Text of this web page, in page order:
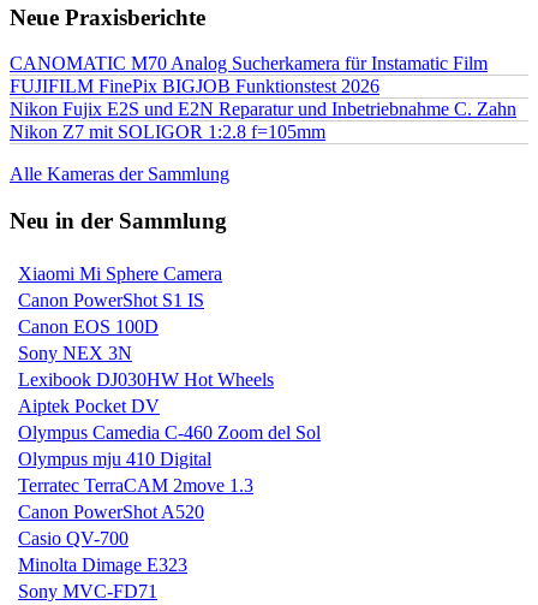
Neue Praxisberichte
CANOMATIC M70 Analog Sucherkamera für Instamatic Film
FUJIFILM FinePix BIGJOB Funktionstest 2026
Nikon Fujix E2S und E2N Reparatur und Inbetriebnahme C. Zahn
Nikon Z7 mit SOLIGOR 1:2.8 f=105mm
Alle Kameras der Sammlung
Neu in der Sammlung
Xiaomi Mi Sphere Camera
Canon PowerShot S1 IS
Canon EOS 100D
Sony NEX 3N
Lexibook DJ030HW Hot Wheels
Aiptek Pocket DV
Olympus Camedia C-460 Zoom del Sol
Olympus mju 410 Digital
Terratec TerraCAM 2move 1.3
Canon PowerShot A520
Casio QV-700
Minolta Dimage E323
Sony MVC-FD71